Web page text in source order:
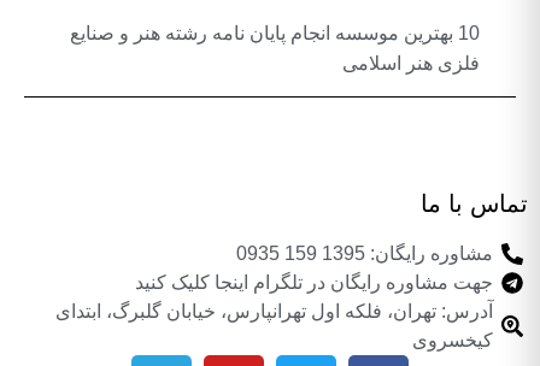
10 بهترین موسسه انجام پایان نامه رشته هنر و صنایع
فلزی هنر اسلامی
تماس با ما
مشاوره رایگان: 1395 159 0935
جهت مشاوره رایگان در تلگرام اینجا کلیک کنید
آدرس: تهران، فلکه اول تهرانپارس، خیابان گلبرگ، ابتدای
کیخسروی